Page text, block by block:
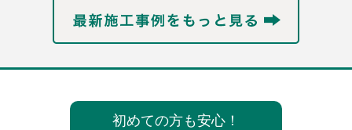
初めての方も安心！